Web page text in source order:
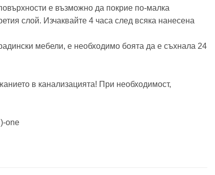
е възможно да покрие по-малка
слой. Изчаквайте 4 часа след всяка нанесена
мебели, е необходимо боята да е съхнала 24
в канализацията! При необходимост,
one